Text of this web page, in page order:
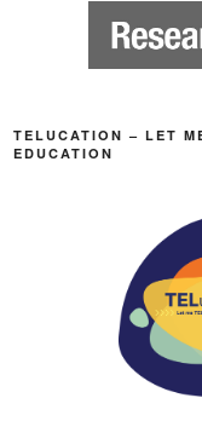
TELUCATION – LET
EDUCATION